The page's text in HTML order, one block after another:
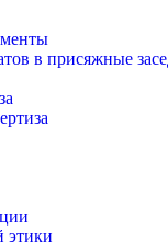
в присяжные
этики